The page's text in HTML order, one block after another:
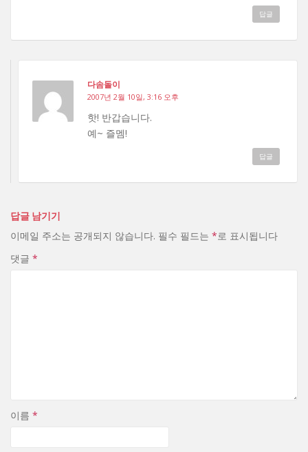
답글
다솜돌이
2007년 2월 10일, 3:16 오후
핫! 반갑습니다.
예~ 즐멤!
답글
답글 남기기
이메일 주소는 공개되지 않습니다. 필수 필드는 *로 표시됩니다
댓글 *
이름 *